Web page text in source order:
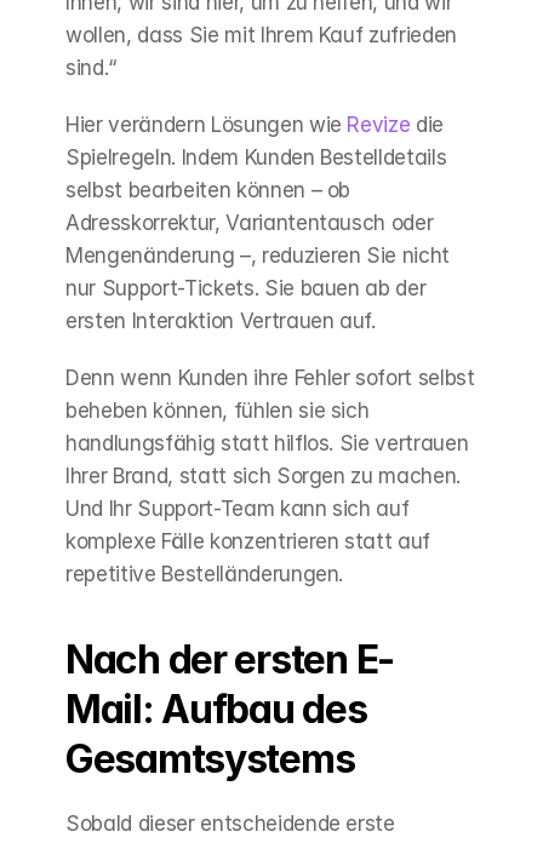
wollen, dass Sie mit Ihrem Kauf zufrieden
sind.“
Hier verändern Lösungen wie Revize die
Spielregeln. Indem Kunden Bestelldetails
selbst bearbeiten können – ob
Adresskorrektur, Variantentausch oder
Mengenänderung –, reduzieren Sie nicht
nur Support-Tickets. Sie bauen ab der
ersten Interaktion Vertrauen auf.
Denn wenn Kunden ihre Fehler sofort selbst
beheben können, fühlen sie sich
handlungsfähig statt hilflos. Sie vertrauen
Ihrer Brand, statt sich Sorgen zu machen.
Und Ihr Support-Team kann sich auf
komplexe Fälle konzentrieren statt auf
repetitive Bestelländerungen.
Nach der ersten E-
Mail: Aufbau des
Gesamtsystems
Sobald dieser entscheidende erste